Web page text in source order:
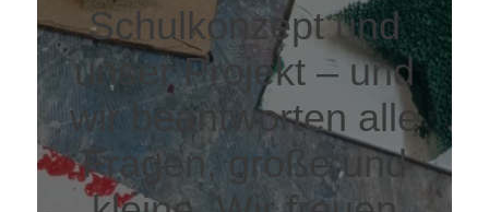
Schulkonzept und
unser Projekt – und
wir beantworten alle
Fragen, große und